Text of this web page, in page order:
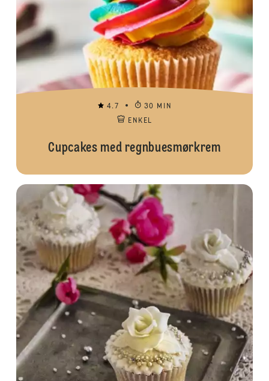
4.7
30 MIN
ENKEL
Cupcakes med regnbuesmørkrem